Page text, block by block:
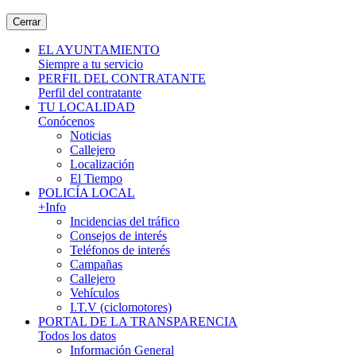
Cerrar
EL AYUNTAMIENTO
Siempre a tu servicio
PERFIL DEL CONTRATANTE
Perfil del contratante
TU LOCALIDAD
Conócenos
Noticias
Callejero
Localización
El Tiempo
POLICÍA LOCAL
+Info
Incidencias del tráfico
Consejos de interés
Teléfonos de interés
Campañas
Callejero
Vehículos
I.T.V (ciclomotores)
PORTAL DE LA TRANSPARENCIA
Todos los datos
Información General